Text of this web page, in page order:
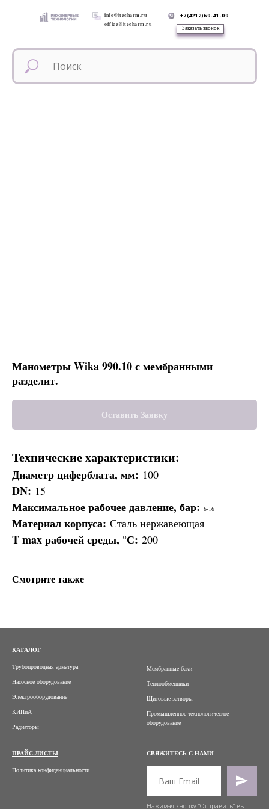
info@itecharm.ru
office@itecharm.ru
+7(4212)69-41-09
Заказать звонок
Манометры Wika 990.10 с мембранными
разделит.
Оставить Заявку
Технические характеристики:
Диаметр циферблата, мм: 100
DN: 15
Максимальное рабочее давление, бар: 6-16
Материал корпуса: Сталь нержавеющая
T max рабочей среды, °С: 200
Смотрите также
КАТАЛОГ
Трубопроводная арматура
Насосное оборудование
Электрооборудование
КИПиА
Радиаторы
Мембранные баки
Теплообменники
Щитовые затворы
Промышленное технологическое
оборудование
ПРАЙС-ЛИСТЫ
Политика конфиденциальности
СВЯЖИТЕСЬ С НАМИ
Нажимая кнопку "Отправить" вы